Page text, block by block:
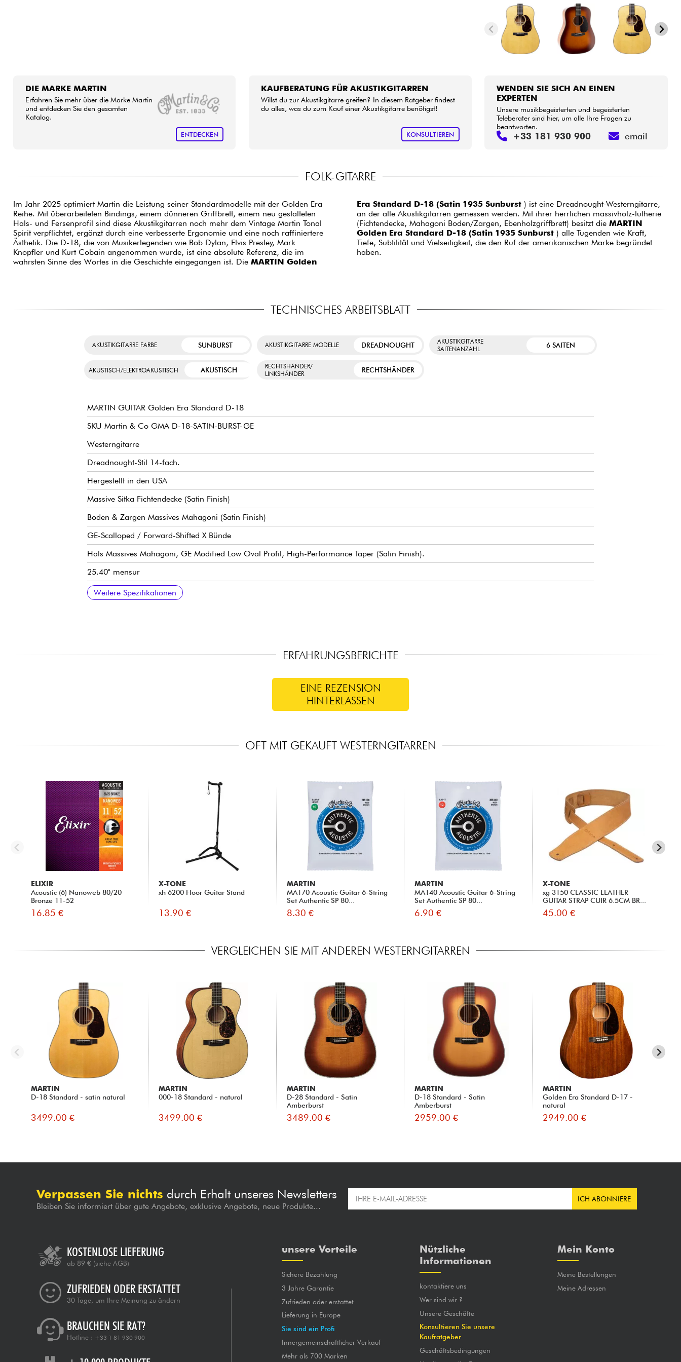
DIE MARKE MARTIN
Erfahren Sie mehr über die Marke Martin
und entdecken Sie den gesamten
Katalog.
ENTDECKEN
KAUFBERATUNG FÜR AKUSTIKGITARREN
Willst du zur Akustikgitarre greifen? In diesem Ratgeber findest
du alles, was du zum Kauf einer Akustikgitarre benötigst!
KONSULTIEREN
WENDEN SIE SICH AN EINEN
EXPERTEN
Unsere musikbegeisterten und begeisterten
Teleberater sind hier, um alle Ihre Fragen zu
beantworten.
+33 181 930 900 email
FOLK-GITARRE
Im Jahr 2025 optimiert Martin die Leistung seiner Standardmodelle mit der Golden Era
Reihe. Mit überarbeiteten Bindings, einem dünneren Griffbrett, einem neu gestalteten
Hals- und Fersenprofil sind diese Akustikgitarren noch mehr dem Vintage Martin Tonal
Spirit verpflichtet, ergänzt durch eine verbesserte Ergonomie und eine noch raffiniertere
Ästhetik. Die D-18, die von Musikerlegenden wie Bob Dylan, Elvis Presley, Mark
Knopfler und Kurt Cobain angenommen wurde, ist eine absolute Referenz, die im
wahrsten Sinne des Wortes in die Geschichte eingegangen ist. Die MARTIN Golden
Era Standard D-18 (Satin 1935 Sunburst ) ist eine Dreadnought-Westerngitarre,
an der alle Akustikgitarren gemessen werden. Mit ihrer herrlichen massivholz-lutherie
(Fichtendecke, Mahagoni Boden/Zargen, Ebenholzgriffbrett) besitzt dieMARTIN
Golden Era Standard D-18 (Satin 1935 Sunburst ) alle Tugenden wie Kraft,
Tiefe, Subtilität und Vielseitigkeit, die den Ruf der amerikanischen Marke begründet
haben.
TECHNISCHES ARBEITSBLATT
AKUSTIKGITARRE FARBE SUNBURST AKUSTIKGITARRE MODELLE DREADNOUGHT
AKUSTIKGITARRE
SAITENANZAHL
6 SAITEN
AKUSTISCH/ELEKTROAKUSTISCH AKUSTISCH
RECHTSHÄNDER/
LINKSHÄNDER
RECHTSHÄNDER
MARTIN GUITAR Golden Era Standard D-18
SKU Martin & Co GMA D-18-SATIN-BURST-GE
Westerngitarre
Dreadnought-Stil 14-fach.
Hergestellt in den USA
Massive Sitka Fichtendecke (Satin Finish)
Boden & Zargen Massives Mahagoni (Satin Finish)
GE-Scalloped / Forward-Shifted X Bünde
Hals Massives Mahagoni, GE Modified Low Oval Profil, High-Performance Taper (Satin Finish).
25.40" mensur
Griffbrett Massives Ebenholz, 20x Bundtyp Small (true pleked)
Griffbrettradius / Radius 16"
Breite Hals 1. Bund 1.69" - 4.29 cm
Halsbreite 12. Bund 2.13" - 5.41 cm
Steg Massives Ebenholz im Belly-Stil
Kompensierter Steg-Sattel aus Knochen
Stimmmechaniken Martin Nickel Open Gear w/ Butterbean Buttons
Flnition nitrocellulose gloss / hochglanz
Verkauft mit Martin Molded Hardshell Koffer
Weitere Spezifikationen
ERFAHRUNGSBERICHTE
EINE REZENSION
HINTERLASSEN
OFT MIT GEKAUFT WESTERNGITARREN
ELIXIR
Acoustic (6) Nanoweb 80/20
Bronze 11-52
16.85 €
X-TONE
xh 6200 Floor Guitar Stand
13.90 €
MARTIN
MA170 Acoustic Guitar 6-String
Set Authentic SP 80...
8.30 €
MARTIN
MA140 Acoustic Guitar 6-String
Set Authentic SP 80...
6.90 €
X-TONE
xg 3150 CLASSIC LEATHER
GUITAR STRAP CUIR 6.5CM BR...
45.00 €
VERGLEICHEN SIE MIT ANDEREN WESTERNGITARREN
MARTIN
D-18 Standard - satin natural
3499.00 €
MARTIN
000-18 Standard - natural
3499.00 €
MARTIN
D-28 Standard - Satin
Amberburst
3489.00 €
MARTIN
D-18 Standard - Satin
Amberburst
2959.00 €
MARTIN
Golden Era Standard D-17 -
natural
2949.00 €
Verpassen Sie nichts durch Erhalt unseres Newsletters
Bleiben Sie informiert über gute Angebote, exklusive Angebote, neue Produkte...
ICH ABONNIERE
KOSTENLOSE LIEFERUNG
ab 89 € (siehe AGB)
ZUFRIEDEN ODER ERSTATTET
30 Tage, um Ihre Meinung zu ändern
BRAUCHEN SIE RAT?
Hotline : +33 1 81 930 900
unsere Vorteile
Sichere Bezahlung
3 Jahre Garantie
Zufrieden oder erstattet
Lieferung in Europe
Sie sind ein Profi
Innergemeinschaftlicher Verkauf
Mehr als 700 Marken
Nützliche
Informationen
kontaktiere uns
Wer sind wir ?
Unsere Geschäfte
Konsultieren Sie unsere
Kaufratgeber
Geschäftsbedingungen
Mein Konto
Meine Bestellungen
Meine Adressen